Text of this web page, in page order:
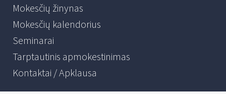
Mokesčių žinynas
Mokesčių kalendorius
Seminarai
Tarptautinis apmokestinimas
Kontaktai / Apklausa